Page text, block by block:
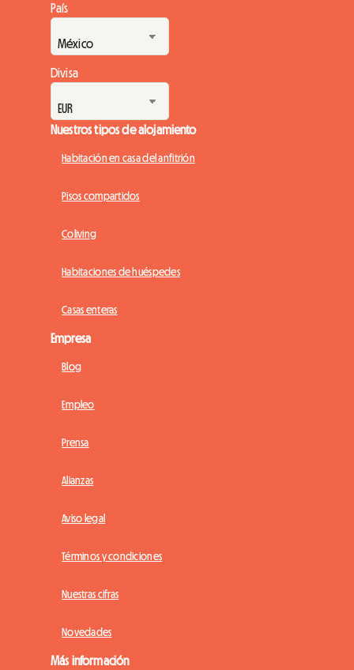
País
Divisa
Nuestros tipos de alojamiento
Habitación en casa del anfitrión
Pisos compartidos
Coliving
Habitaciones de huéspedes
Casas enteras
Empresa
Blog
Empleo
Prensa
Alianzas
Aviso legal
Términos y condiciones
Nuestras cifras
Novedades
Más información